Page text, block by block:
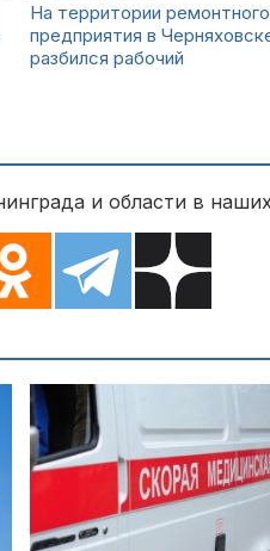
На территории ремонтного
предприятия в
разбился рабочий
и области в